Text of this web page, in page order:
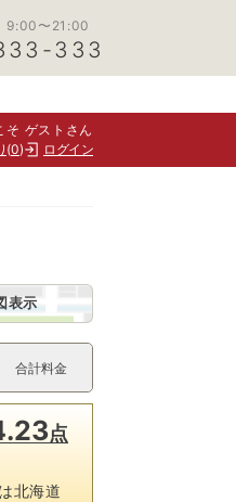
9:00〜21:00
333
そ ゲストさん
0 ログイン
表示
合計料金
点
北海道